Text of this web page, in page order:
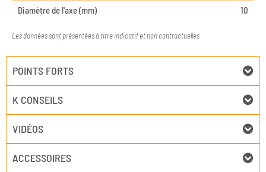
Diamètre de l'axe (mm) 10
Les données sont présentées à titre indicatif et non contractuelles
POINTS FORTS
K CONSEILS
VIDÉOS
ACCESSOIRES